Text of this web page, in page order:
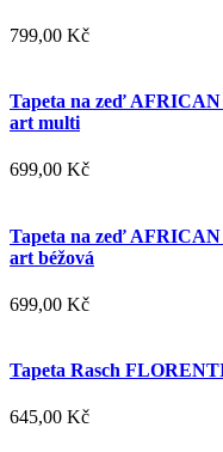
799,00 Kč
Tapeta na zeď
art multi
699,00 Kč
Tapeta na zeď
art béžová
699,00 Kč
Tapeta Rasch
645,00 Kč